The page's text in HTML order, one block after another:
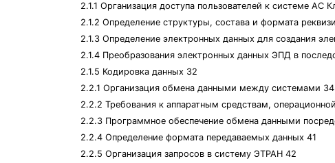
2.1.1 Организация доступа пользователей к системе АС
2.1.2 Определение структуры, состава и формата
2.1.3 Определение электронных данных для создания
2.1.4 Преобразования электронных данных ЭПД в
2.1.5 Кодировка данных 32
2.2.1 Организация обмена данными между системами 34
2.2.2 Требования к аппаратным средствам,
2.2.3 Программное обеспечение обмена данными
2.2.4 Определение формата передаваемых данных 41
2.2.5 Организация запросов в систему ЭТРАН 42